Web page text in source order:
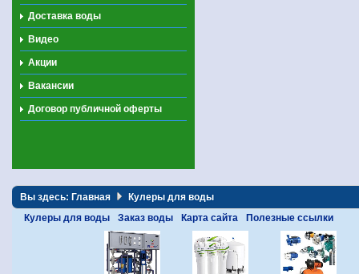
Доставка воды
Видео
Акции
Вакансии
Договор публичной оферты
Вы здесь: Главная
Кулеры для воды
Кулеры для воды
Заказ воды Карта сайта Полезные ссылки